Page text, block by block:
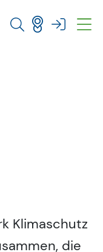
Klimaschutz
die